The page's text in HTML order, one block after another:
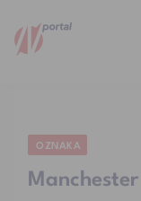
OZNAKA